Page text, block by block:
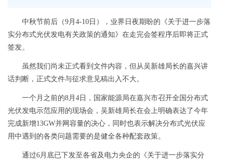
中秋节前后（9月 4-10 日），业界日夜期盼的《关于进一步落
实分布式光伏发电有关政策的通知》在走完会签程序后即将正式
签发。
虽然我们尚未正式看到文件内容，但从吴新雄局长的嘉兴讲
话判断，正式文件与征求意见稿出入不大。
一个月之前的8月 4 日，国家能源局在嘉兴市召开全国分布式
光伏发电示范应用的现场会，吴新雄局长在会上明确表达了今年
完成新增13GW并网容量的决心，同时也表示解决分布式光伏应
用中遇到的各类问题需要的是健全各种配套政策。
通过6月底已下发至各省及电力央企的《关于进一步落实分